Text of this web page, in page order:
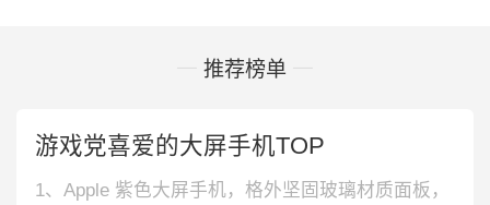
推荐榜单
游戏党喜爱的大屏手机TOP
1、Apple 紫色大屏手机，格外坚固玻璃材质面板，